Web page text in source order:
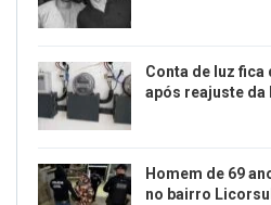
Conta de luz fica
após reajuste da
Homem de 69
no bairro